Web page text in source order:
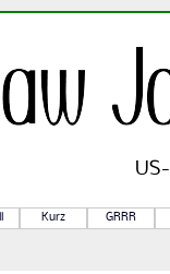
US-
Kurz GRRR